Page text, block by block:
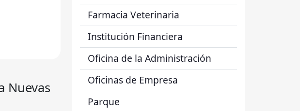
Nuevas
Farmacia Veterinaria
Institución Financiera
Oficina de la Administración
Oficinas de Empresa
Parque